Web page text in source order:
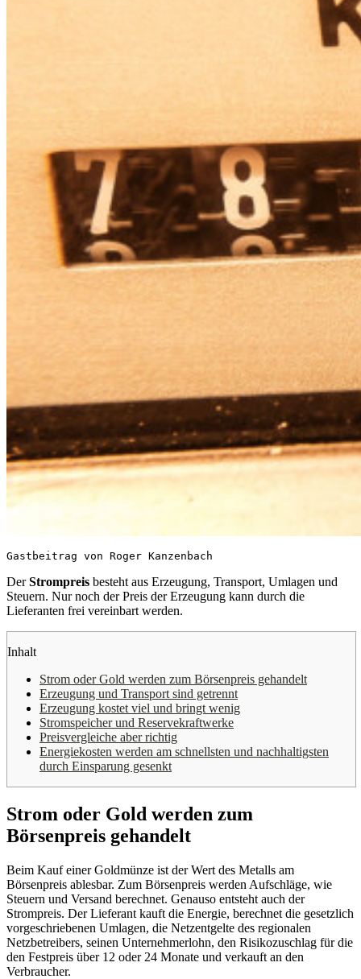
Gastbeitrag von Roger Kanzenbach
DerStrompreis besteht aus Erzeugung, Transport, Umlagen und
Steuern. Nur noch der Preis der Erzeugung kann durch die
Lieferanten frei vereinbart werden.
Inhalt
Strom oder Gold werden zum Börsenpreis gehandelt
Erzeugung und Transport sind getrennt
Erzeugung kostet viel und bringt wenig
Stromspeicher und Reservekraftwerke
Preisvergleiche aber richtig
Energiekosten werden am schnellsten und nachhaltigsten
durch Einsparung gesenkt
Strom oder Gold werden zum
Börsenpreis gehandelt
Beim Kauf einer Goldmünze ist der Wert des Metalls am
Börsenpreis ablesbar. Zum Börsenpreis werden Aufschläge, wie
Steuern und Versand berechnet. Genauso entsteht auch der
Strompreis. Der Lieferant kauft die Energie, berechnet die gesetzlich
vorgeschriebenen Umlagen, die Netzentgelte des regionalen
Netzbetreibers, seinen Unternehmerlohn, den Risikozuschlag für die
den Festpreis über 12 oder 24 Monate und verkauft an den
Verbraucher.